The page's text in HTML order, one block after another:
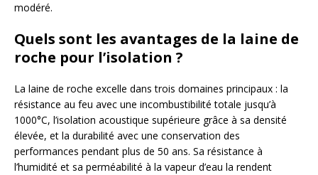
modéré.
Quels sont les avantages de la laine de
roche pour l’isolation ?
La laine de roche excelle dans trois domaines principaux : la
résistance au feu avec une incombustibilité totale jusqu’à
1000°C, l’isolation acoustique supérieure grâce à sa densité
élevée, et la durabilité avec une conservation des
performances pendant plus de 50 ans. Sa résistance à
l’humidité et sa perméabilité à la vapeur d’eau la rendent